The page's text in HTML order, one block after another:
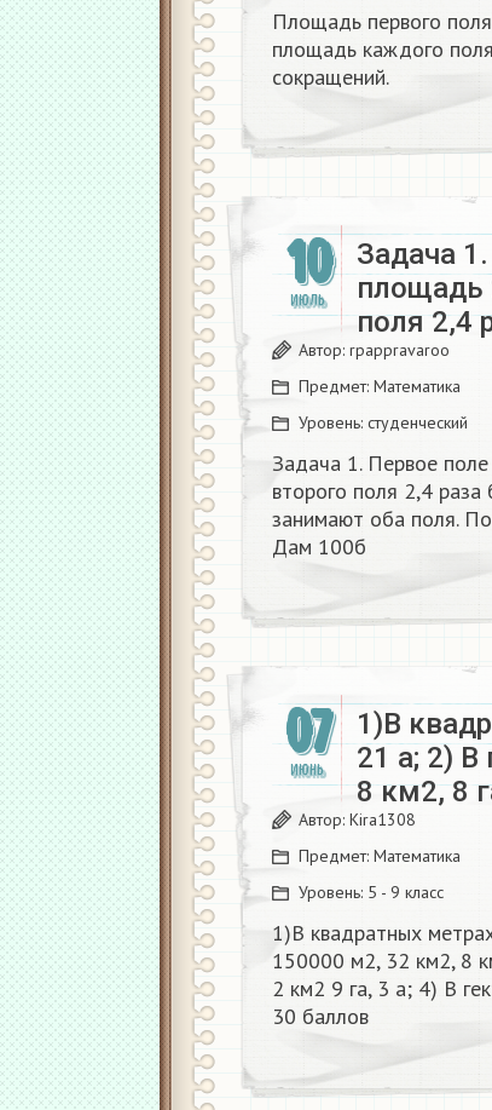
Площадь первого
площадь каждого
сокращений.
10
ИЮЛЬ
Задача
площадь
поля 2,4
Автор: rpappravaroo
Предмет: Математика
Уровень: студенческий
Задача 1. Первое
второго поля 2,4
занимают оба поля.
Дам 100б​
07
ИЮНЬ
1)В
21 а; 2) В
8 км2, 8
Автор: Kira1308
Предмет: Математика
Уровень: 5 - 9 класс
1)В квадратных
150000 м2, 32 км2, 8
2 км2 9 га, 3 а; 4) В
30 баллов